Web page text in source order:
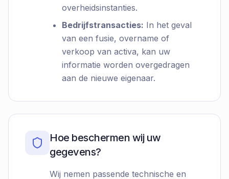
overheidsinstanties.
Bedrijfstransacties: In het geval
van een fusie, overname of
verkoop van activa, kan uw
informatie worden overgedragen
aan de nieuwe eigenaar.
Hoe beschermen wij uw
gegevens?
Wij nemen passende technische en